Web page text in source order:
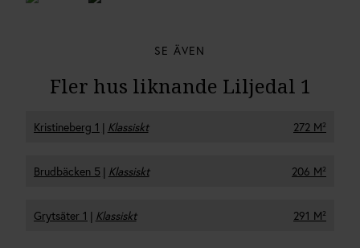
SE ÄVEN
Fler hus liknande Liljedal 1
Kristineberg 1 | Klassiskt 272 M²
Brudbäcken 5 | Klassiskt 206 M²
Grytsäter 1 | Klassiskt 291 M²